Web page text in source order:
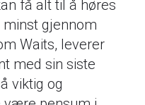
få alt til å høres
minst gjennom
Waits, leverer
med sin siste
viktig og